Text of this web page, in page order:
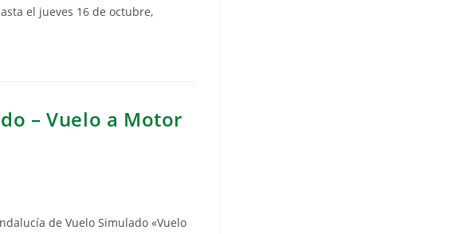
el jueves 16 de octubre,
– Vuelo a Motor
de Vuelo Simulado «Vuelo